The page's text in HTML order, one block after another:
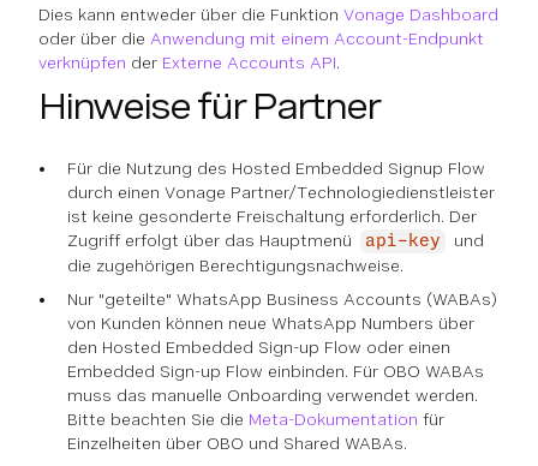
Dies kann entweder über die Funktion Vonage Dashboard
oder über die Anwendung mit einem Account-Endpunkt
verknüpfen der Externe Accounts API.
Hinweise für Partner
Für die Nutzung des Hosted Embedded Signup Flow
durch einen Vonage Partner/Technologiedienstleister
ist keine gesonderte Freischaltung erforderlich. Der
Zugriff erfolgt über das Hauptmenü
api-key
und
die zugehörigen Berechtigungsnachweise.
Nur "geteilte" WhatsApp Business Accounts (WABAs)
von Kunden können neue WhatsApp Numbers über
den Hosted Embedded Sign-up Flow oder einen
Embedded Sign-up Flow einbinden. Für OBO WABAs
muss das manuelle Onboarding verwendet werden.
Bitte beachten Sie die Meta-Dokumentation für
Einzelheiten über OBO und Shared WABAs.